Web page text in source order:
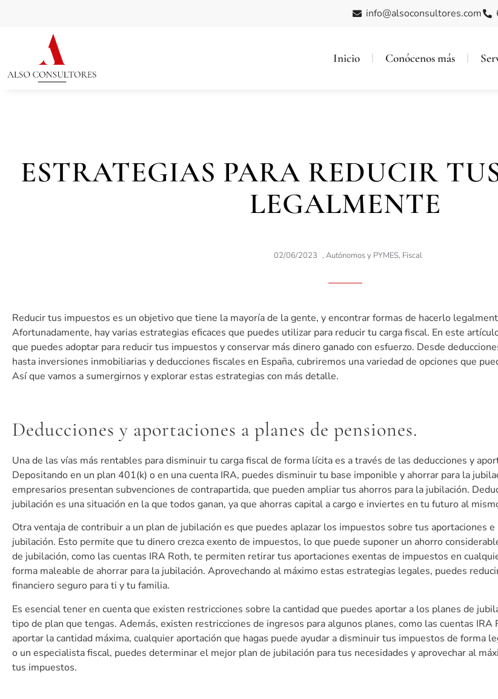
info@alsoconsultores.com
Inicio Conócenos más
ESTRATEGIAS PARA REDUCIR
LEGALMENTE
02/06/2023 , Autónomos y PYMES, Fiscal
Reducir tus impuestos es un objetivo que tiene la mayoría de la gente, y encontrar formas de hacerlo
Afortunadamente, hay varias estrategias eficaces que puedes utilizar para reducir tu carga fiscal. En este
que puedes adoptar para reducir tus impuestos y conservar más dinero ganado con esfuerzo. Desde
hasta inversiones inmobiliarias y deducciones fiscales en España, cubriremos una variedad de opciones que
Así que vamos a sumergirnos y explorar estas estrategias con más detalle.
Deducciones y aportaciones a planes de pensiones.
Una de las vías más rentables para disminuir tu carga fiscal de forma lícita es a través de las deducciones y
Depositando en un plan 401(k) o en una cuenta IRA, puedes disminuir tu base imponible y ahorrar para la
empresarios presentan subvenciones de contrapartida, que pueden ampliar tus ahorros para la jubilación.
jubilación es una situación en la que todos ganan, ya que ahorras capital a cargo e inviertes en tu futuro al
Otra ventaja de contribuir a un plan de jubilación es que puedes aplazar los impuestos sobre tus aportaciones
jubilación. Esto permite que tu dinero crezca exento de impuestos, lo que puede suponer un ahorro
de jubilación, como las cuentas IRA Roth, te permiten retirar tus aportaciones exentas de impuestos en
forma maleable de ahorrar para la jubilación. Aprovechando al máximo estas estrategias legales, puedes
financiero seguro para ti y tu familia.
Es esencial tener en cuenta que existen restricciones sobre la cantidad que puedes aportar a los planes de
tipo de plan que tengas. Además, existen restricciones de ingresos para algunos planes, como las cuentas IRA
aportar la cantidad máxima, cualquier aportación que hagas puede ayudar a disminuir tus impuestos de forma
o un especialista fiscal, puedes determinar el mejor plan de jubilación para tus necesidades y aprovechar al
tus impuestos.